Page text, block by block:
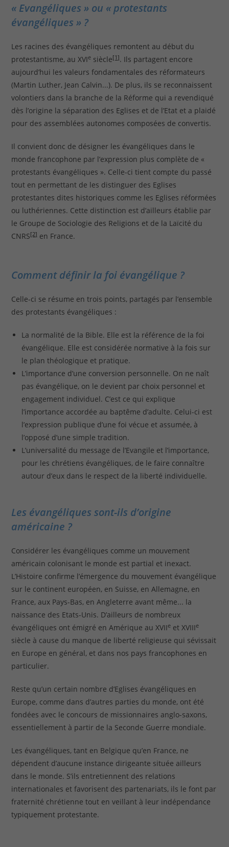
« Evangéliques » ou « protestants
évangéliques » ?
Les racines des évangéliques remontent au début du
protestantisme, au XVIe siècle[1]. Ils partagent encore
aujourd’hui les valeurs fondamentales des réformateurs
(Martin Luther, Jean Calvin...). De plus, ils se reconnaissent
volontiers dans la branche de la Réforme qui a revendiqué
dès l’origine la séparation des Eglises et de l’Etat et a plaidé
pour des assemblées autonomes composées de convertis.
Il convient donc de désigner les évangéliques dans le
monde francophone par l’expression plus complète de «
protestants évangéliques ». Celle-ci tient compte du passé
tout en permettant de les distinguer des Eglises
protestantes dites historiques comme les Eglises réformées
ou luthériennes. Cette distinction est d’ailleurs établie par
le Groupe de Sociologie des Religions et de la Laïcité du
CNRS[2]en France.
Comment définir la foi évangélique ?
Celle-ci se résume en trois points, partagés par l’ensemble
des protestants évangéliques :
La normalité de la Bible. Elle est la référence de la foi
évangélique. Elle est considérée normative à la fois sur
le plan théologique et pratique.
L’importance d’une conversion personnelle. On ne naît
pas évangélique, on le devient par choix personnel et
engagement individuel. C’est ce qui explique
l’importance accordée au baptême d’adulte. Celui-ci est
l’expression publique d’une foi vécue et assumée, à
l’opposé d’une simple tradition.
L’universalité du message de l’Evangile et l’importance,
pour les chrétiens évangéliques, de le faire connaître
autour d’eux dans le respect de la liberté individuelle.
Les évangéliques sont-ils d’origine
américaine ?
Considérer les évangéliques comme un mouvement
américain colonisant le monde est partial et inexact.
L’Histoire confirme l’émergence du mouvement évangélique
sur le continent européen, en Suisse, en Allemagne, en
France, aux Pays-Bas, en Angleterre avant même... la
naissance des Etats-Unis. D’ailleurs de nombreux
évangéliques ont émigré en Amérique au XVIIe et XVIIIe
siècle à cause du manque de liberté religieuse qui sévissait
en Europe en général, et dans nos pays francophones en
particulier.
Reste qu’un certain nombre d’Eglises évangéliques en
Europe, comme dans d’autres parties du monde, ont été
fondées avec le concours de missionnaires anglo-saxons,
essentiellement à partir de la Seconde Guerre mondiale.
Les évangéliques, tant en Belgique qu’en France, ne
dépendent d’aucune instance dirigeante située ailleurs
dans le monde. S’ils entretiennent des relations
internationales et favorisent des partenariats, ils le font par
fraternité chrétienne tout en veillant à leur indépendance
typiquement protestante.